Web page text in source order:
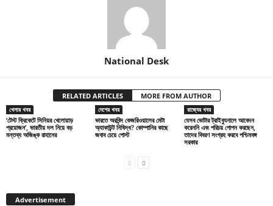
National Desk
RELATED ARTICLES MORE FROM AUTHOR
খেলার খবর
‘টেস্ট ক্রিকেটে সিনিয়র খেলোয়াড়
প্রয়োজন’, ভারতীয় দল নিয়ে বড়
মন্তব্য অজিঙ্ক রাহানের
দেশের খবর
ভারতে অরবিন্দ কেজরিওয়ালের মেটা
অ্যাকাউন্ট নিষিদ্ধ? কোম্পানির কাছে
জবাব চেয়ে পোস্ট
রাজ্যের খবর
যেসব ভোটার ট্রাইব্যুনালে আবেদন
করেননি এবং পরিচয় গোপন করছেন,
তাদের বিবরণ সংগ্রহ করবে পশ্চিমবঙ্গ
সরকার
Advertisement